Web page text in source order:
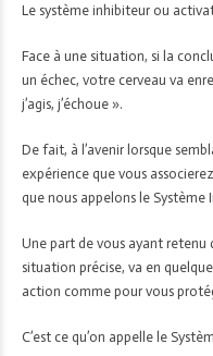
Le système inhibiteur ou
Face à une situation, si la
un échec, votre cerveau va
j’agis, j’échoue ».
De fait, à l’avenir lorsque
expérience que vous
que nous appelons le Système
Une part de vous ayant retenu
situation précise, va en
action comme pour vous
C’est ce qu’on appelle le